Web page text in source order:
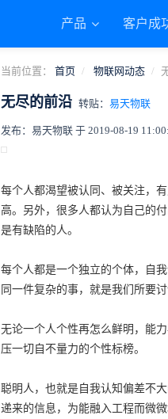
产品 客户成
当前位置： 首页 物联网动态
无尽的前沿 转贴： 易天物联
发布：易天物联 于 2019-08-19
每个人都渴望被认同、被关注，
高。另外，很多人都认为自己的
是有缺陷的人。
每个人都是一个独立的个体，自
同一件复杂的事，就是我们所要
无论一个人个性再怎么鲜明，能
压一切自不量力的个性标榜。
聪明人，也就是自我认知偏差不
递来的信息，为能融入工程而微